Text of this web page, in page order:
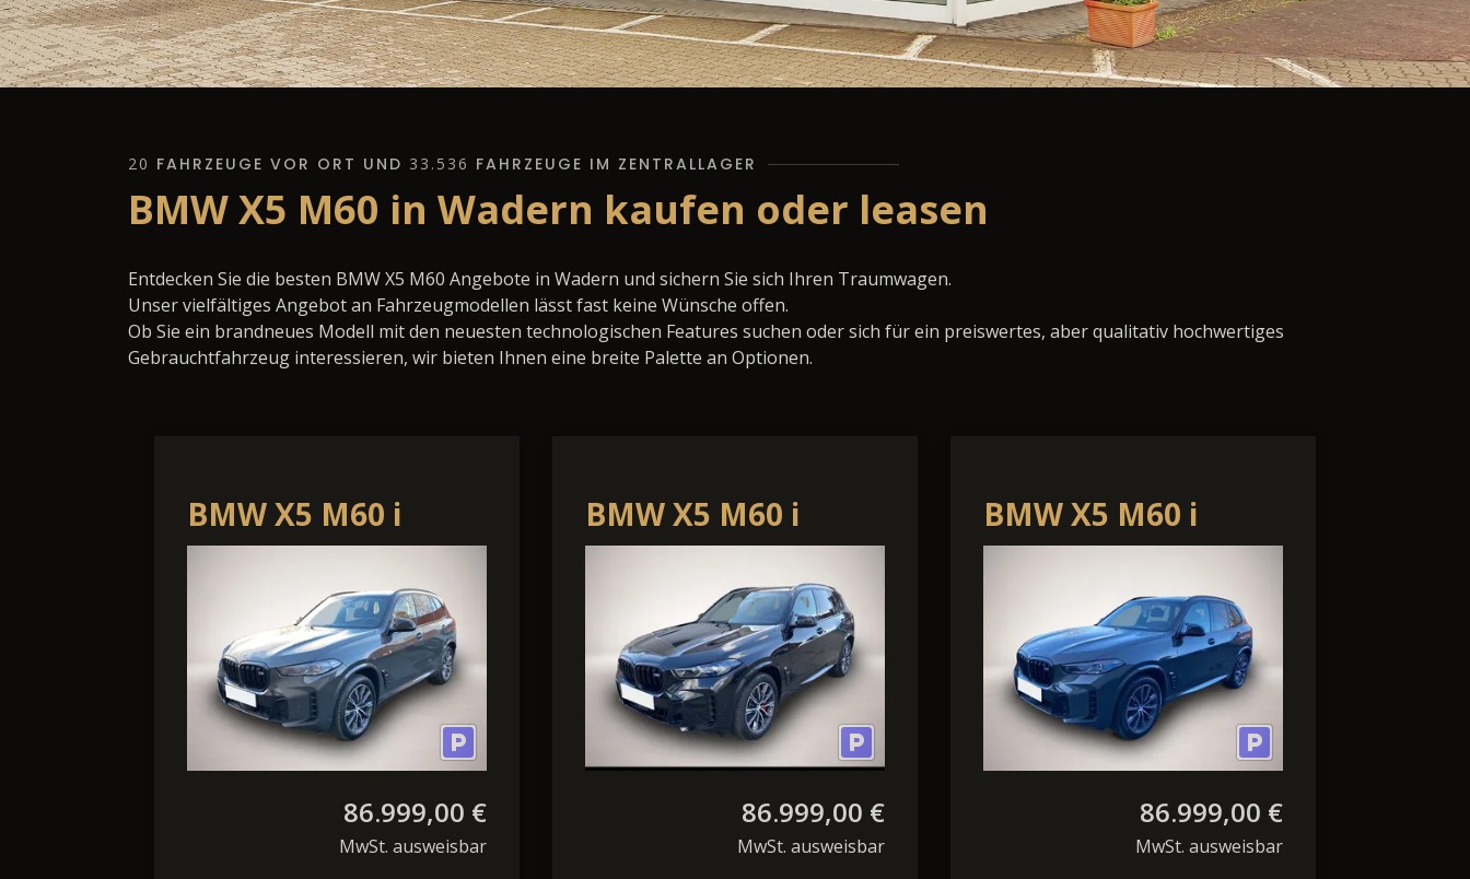
20 FAHRZEUGE VOR ORT UND 33.536 FAHRZEUGE IM ZENTRALLAGER
BMW X5 M60 in Wadern kaufen oder leasen
Entdecken Sie die besten BMW X5 M60 Angebote in Wadern und sichern Sie sich Ihren Traumwagen.
Unser vielfältiges Angebot an Fahrzeugmodellen lässt fast keine Wünsche offen.
Ob Sie ein brandneues Modell mit den neuesten technologischen Features suchen oder sich für ein preiswertes, aber qualitativ hochwertiges
Gebrauchtfahrzeug interessieren, wir bieten Ihnen eine breite Palette an Optionen.
BMW X5 M60 i
xDrive*NP
144.000¤*SkyLounge
86.999,00 €
MwSt. ausweisbar
BMW X5 M60 i
xDrive*NP
146.000¤*HeadUp*M
Sport Pro
86.999,00 €
MwSt. ausweisbar
BMW X5 M60 i
xDrive*NP
144.000¤*SkyLounge
86.999,00 €
MwSt. ausweisbar